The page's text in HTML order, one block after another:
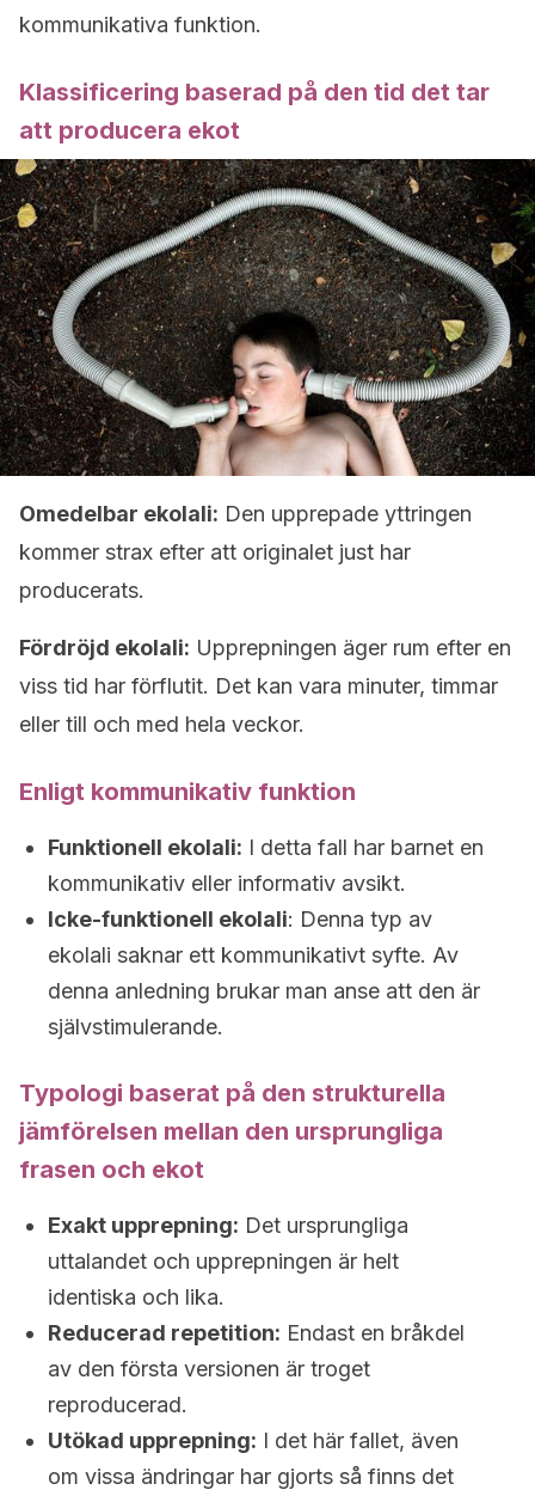
kommunikativa funktion.
Klassificering baserad på den tid det tar
att producera ekot
Omedelbar ekolali: Den upprepade yttringen
kommer strax efter att originalet just har
producerats.
Fördröjd ekolali: Upprepningen äger rum efter en
viss tid har förflutit. Det kan vara minuter, timmar
eller till och med hela veckor.
Enligt kommunikativ funktion
Funktionell ekolali: I detta fall har barnet en
kommunikativ eller informativ avsikt.
Icke-funktionell ekolali: Denna typ av
ekolali saknar ett kommunikativt syfte. Av
denna anledning brukar man anse att den är
självstimulerande.
Typologi baserat på den strukturella
jämförelsen mellan den ursprungliga
frasen och ekot
Exakt upprepning: Det ursprungliga
uttalandet och upprepningen är helt
identiska och lika.
Reducerad repetition: Endast en bråkdel
av den första versionen är troget
reproducerad.
Utökad upprepning: I det här fallet, även
om vissa ändringar har gjorts så finns det